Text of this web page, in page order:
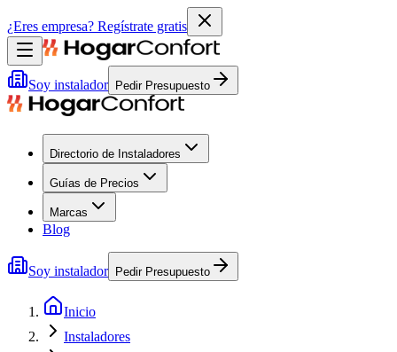
¿Eres empresa? Regístrate gratis
Soy instalador Pedir Presupuesto
Directorio de Instaladores
Guías de Precios
Marcas
Blog
Soy instalador Pedir Presupuesto
Inicio
Instaladores